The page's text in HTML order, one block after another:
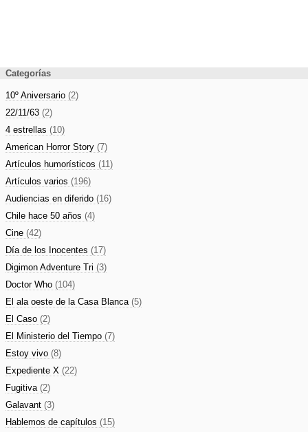
Categorías
10º Aniversario (2)
22/11/63 (2)
4 estrellas (10)
American Horror Story (7)
Artículos humorísticos (11)
Artículos varios (196)
Audiencias en diferido (16)
Chile hace 50 años (4)
Cine (42)
Día de los Inocentes (17)
Digimon Adventure Tri (3)
Doctor Who (104)
El ala oeste de la Casa Blanca (5)
El Caso (2)
El Ministerio del Tiempo (7)
Estoy vivo (8)
Expediente X (22)
Fugitiva (2)
Galavant (3)
Hablemos de capítulos (15)